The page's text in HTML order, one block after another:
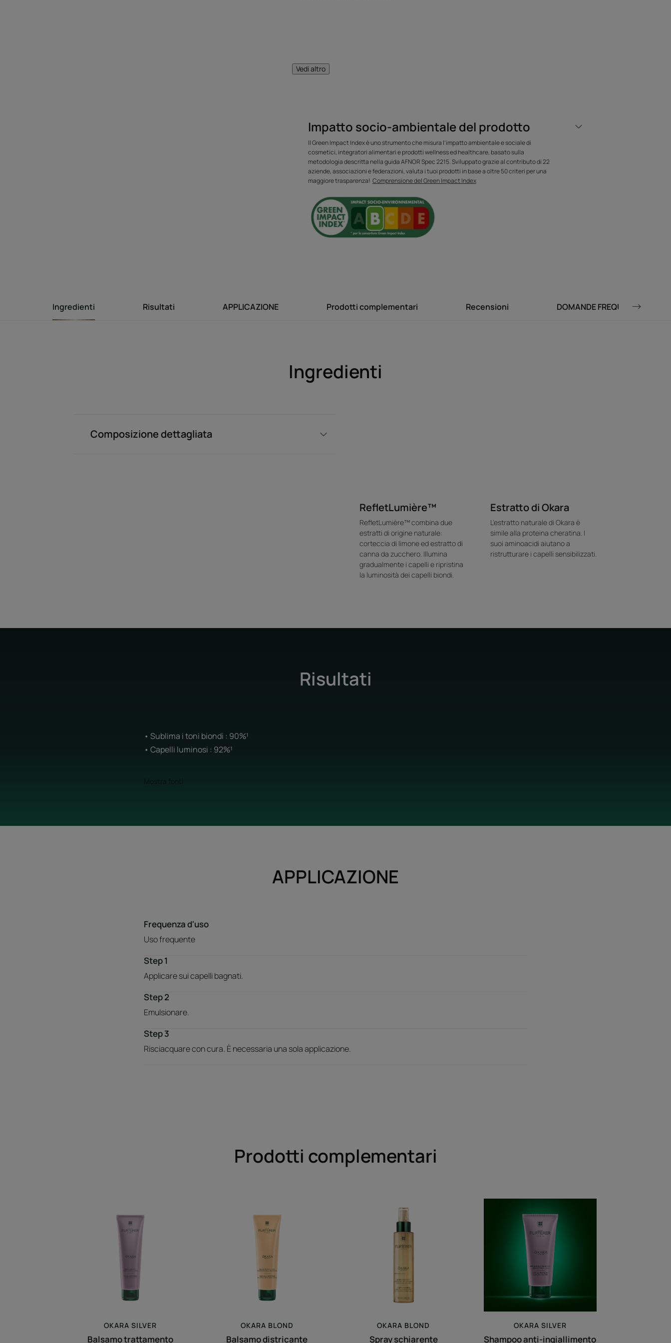
Formulato con una base
detergente molto delicata e un pH
acido, questo shampoo senza
siliconi deterge delicatamente e
schiarisce i capelli per un effetto
“capelli baciati dal sole' molto
naturale.
Vedi altro
Impatto socio-ambientale del prodotto
Il Green Impact Index è uno strumento che misura l’impatto ambientale e sociale di
cosmetici, integratori alimentari e prodotti wellness ed healthcare, basato sulla
metodologia descritta nella guida AFNOR Spec 2215. Sviluppato grazie al contributo di 22
aziende, associazioni e federazioni, valuta i tuoi prodotti in base a oltre 50 criteri per una
maggiore trasparenza! Comprensione del Green Impact Index
Ingredienti Risultati APPLICAZIONE Prodotti complementari Recensioni DOMANDE FREQUENTI
Ingredienti
Composizione dettagliata
RefletLumière™
RefletLumière™ combina due
estratti di origine naturale:
corteccia di limone ed estratto di
canna da zucchero. Illumina
gradualmente i capelli e ripristina
la luminosità dei capelli biondi.
Estratto di Okara
L'estratto naturale di Okara è
simile alla proteina cheratina. I
suoi aminoacidi aiutano a
ristrutturare i capelli sensibilizzati.
Risultati
• Sublima i toni biondi : 90%¹
• Capelli luminosi : 92%¹
Mostra fonti
APPLICAZIONE
Frequenza d'uso
Uso frequente
Step 1
Applicare sui capelli bagnati.
Step 2
Emulsionare.
Step 3
Risciacquare con cura. È necessaria una sola applicazione.
Prodotti complementari
trattamento
luminosità
AD
ESAURIMENTO
SCORTE
OKARA SILVER
Balsamo trattamento
districante
luminosità
OKARA BLOND
Balsamo districante
schiarente
OKARA BLOND
Spray schiarente
anti-
ingiallimento
OKARA SILVER
Shampoo anti-ingiallimento